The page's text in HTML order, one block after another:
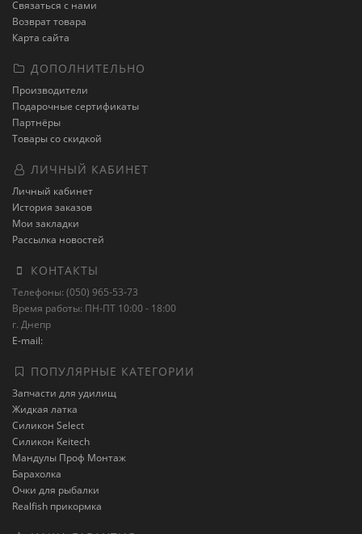
Связаться с нами
Возврат товара
Карта сайта
ДОПОЛНИТЕЛЬНО
Производители
Подарочные сертификаты
Партнёры
Товары со скидкой
ЛИЧНЫЙ КАБИНЕТ
Личный кабинет
История заказов
Мои закладки
Рассылка новостей
КОНТАКТЫ
Телефоны: (050) 965-53-73
Время работы: ПН-ПТ 10:00 - 18:00
г. Днепр
E-mail:
ПОПУЛЯРНЫЕ КАТЕГОРИИ
Запчасти для удилищ
Жидкая латка
Силикон Select
Силикон Keitech
Мандулы Проф Монтаж
Барахолка
Очки для рыбалки
Realfish прикормка